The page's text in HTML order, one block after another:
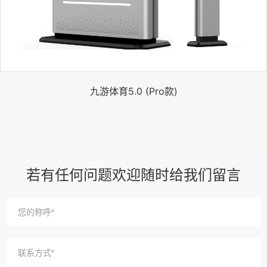
九游体育5.0 (Pro款)
若有任何问题欢迎随时给我们留言